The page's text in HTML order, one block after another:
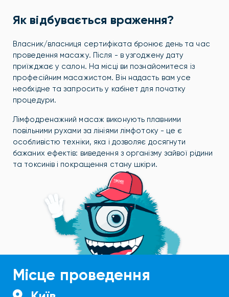
Як відбувається враження?
Власник/власниця сертифіката бронює день та час
проведення масажу. Після - в узгоджену дату
приїжджає у салон. На місці ви познайомитеся із
професійним масажистом. Він надасть вам усе
необхідне та запросить у кабінет для початку
процедури.
Лімфодренажний масаж виконують плавними
повільними рухами за лініями лімфотоку - це є
особливістю техніки, яка і дозволяє досягнути
бажаних ефектів: виведення з організму зайвої рідини
та токсинів і покращення стану шкіри.
Місце проведення